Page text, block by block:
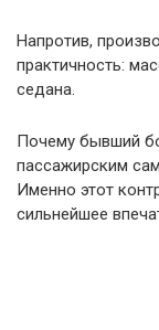
Напротив,
практичность:
седана.
Почему бывший
пассажирским
Именно этот
сильнейшее